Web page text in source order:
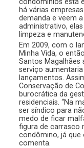
há várias
demanda e veem
administrativo,
limpeza e
Em 2009, com o
Minha Vida, o
Santos Magalhães
serviço
lançamentos.
Conservação de
burocrática da
residenciais. “Na
ser síndico para
medo de ficar
figura de carrasco
condômino, já que
comenta.